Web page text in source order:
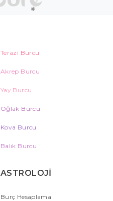
Terazi Burcu
Akrep Burcu
Yay Burcu
Oğlak Burcu
Kova Burcu
Balık Burcu
ASTROLOJİ
Burç Hesaplama